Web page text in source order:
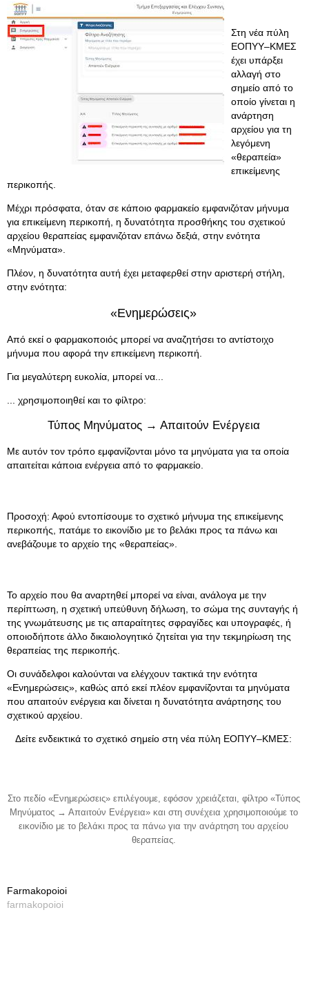
Στη νέα πύλη
ΕΟΠΥΥ–ΚΜΕΣ
έχει υπάρξει
αλλαγή στο
σημείο από το
οποίο γίνεται η
ανάρτηση
αρχείου για τη
λεγόμενη
«θεραπεία»
επικείμενης
περικοπής.
Μέχρι πρόσφατα, όταν σε κάποιο φαρμακείο εμφανιζόταν μήνυμα
για επικείμενη περικοπή, η δυνατότητα προσθήκης του σχετικού
αρχείου θεραπείας εμφανιζόταν επάνω δεξιά, στην ενότητα
«Μηνύματα».
Πλέον, η δυνατότητα αυτή έχει μεταφερθεί στην αριστερή στήλη,
στην ενότητα:
«Ενημερώσεις»
Από εκεί ο φαρμακοποιός μπορεί να αναζητήσει το αντίστοιχο
μήνυμα που αφορά την επικείμενη περικοπή.
Για μεγαλύτερη ευκολία, μπορεί να...
... χρησιμοποιηθεί και το φίλτρο:
Τύπος Μηνύματος → Απαιτούν Ενέργεια
Με αυτόν τον τρόπο εμφανίζονται μόνο τα μηνύματα για τα οποία
απαιτείται κάποια ενέργεια από το φαρμακείο.
Προσοχή: Αφού εντοπίσουμε το σχετικό μήνυμα της επικείμενης
περικοπής, πατάμε το εικονίδιο με το βελάκι προς τα πάνω και
ανεβάζουμε το αρχείο της «θεραπείας».
Το αρχείο που θα αναρτηθεί μπορεί να είναι, ανάλογα με την
περίπτωση, η σχετική υπεύθυνη δήλωση, το σώμα της συνταγής ή
της γνωμάτευσης με τις απαραίτητες σφραγίδες και υπογραφές, ή
οποιοδήποτε άλλο δικαιολογητικό ζητείται για την τεκμηρίωση της
θεραπείας της περικοπής.
Οι συνάδελφοι καλούνται να ελέγχουν τακτικά την ενότητα
«Ενημερώσεις», καθώς από εκεί πλέον εμφανίζονται τα μηνύματα
που απαιτούν ενέργεια και δίνεται η δυνατότητα ανάρτησης του
σχετικού αρχείου.
Δείτε ενδεικτικά το σχετικό σημείο στη νέα πύλη ΕΟΠΥΥ–ΚΜΕΣ:
Στο πεδίο «Ενημερώσεις» επιλέγουμε, εφόσον χρειάζεται, φίλτρο «Τύπος
Μηνύματος → Απαιτούν Ενέργεια» και στη συνέχεια χρησιμοποιούμε το
εικονίδιο με το βελάκι προς τα πάνω για την ανάρτηση του αρχείου
θεραπείας.
Farmakopoioi
farmakopoioi